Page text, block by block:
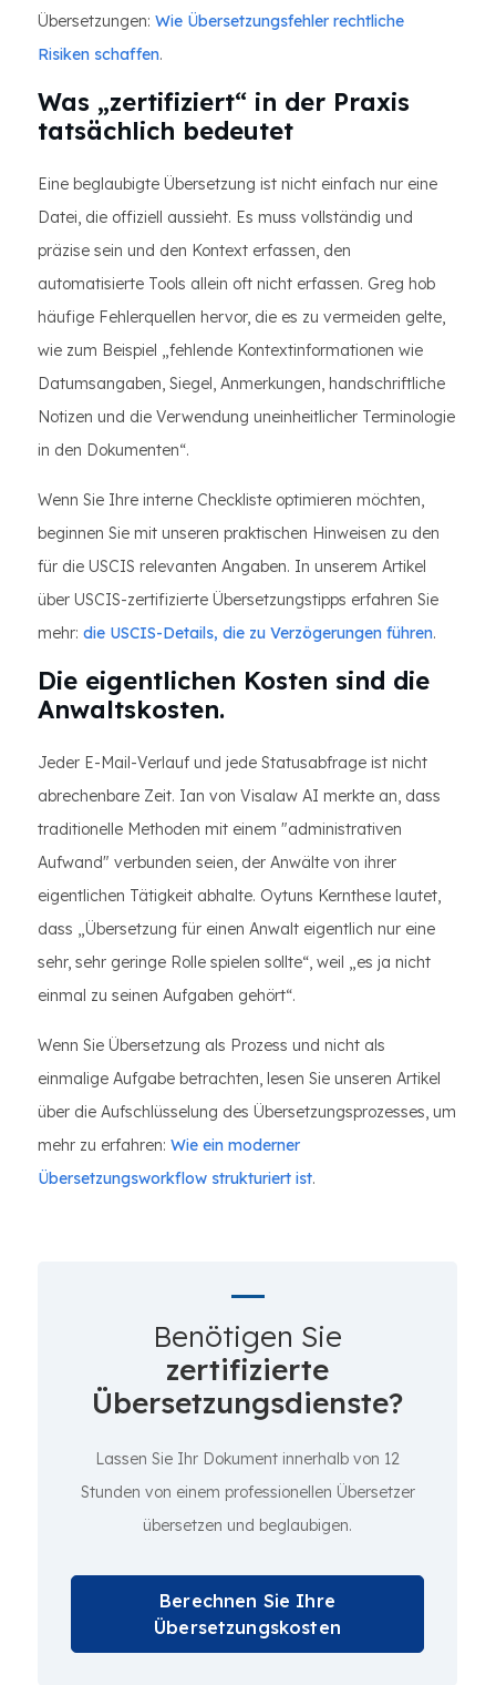
Übersetzungen: Wie Übersetzungsfehler rechtliche
Risiken schaffen.
Was „zertifiziert“ in der Praxis
tatsächlich bedeutet
Eine beglaubigte Übersetzung ist nicht einfach nur eine
Datei, die offiziell aussieht. Es muss vollständig und
präzise sein und den Kontext erfassen, den
automatisierte Tools allein oft nicht erfassen. Greg hob
häufige Fehlerquellen hervor, die es zu vermeiden gelte,
wie zum Beispiel „fehlende Kontextinformationen wie
Datumsangaben, Siegel, Anmerkungen, handschriftliche
Notizen und die Verwendung uneinheitlicher Terminologie
in den Dokumenten“.
Wenn Sie Ihre interne Checkliste optimieren möchten,
beginnen Sie mit unseren praktischen Hinweisen zu den
für die USCIS relevanten Angaben. In unserem Artikel
über USCIS-zertifizierte Übersetzungstipps erfahren Sie
mehr: die USCIS-Details, die zu Verzögerungen führen.
Die eigentlichen Kosten sind die
Anwaltskosten.
Jeder E-Mail-Verlauf und jede Statusabfrage ist nicht
abrechenbare Zeit. Ian von Visalaw AI merkte an, dass
traditionelle Methoden mit einem "administrativen
Aufwand" verbunden seien, der Anwälte von ihrer
eigentlichen Tätigkeit abhalte. Oytuns Kernthese lautet,
dass „Übersetzung für einen Anwalt eigentlich nur eine
sehr, sehr geringe Rolle spielen sollte“, weil „es ja nicht
einmal zu seinen Aufgaben gehört“.
Wenn Sie Übersetzung als Prozess und nicht als
einmalige Aufgabe betrachten, lesen Sie unseren Artikel
über die Aufschlüsselung des Übersetzungsprozesses, um
mehr zu erfahren: Wie ein moderner
Übersetzungsworkflow strukturiert ist.
Benötigen Sie
zertifizierte
Übersetzungsdienste?
Lassen Sie Ihr Dokument innerhalb von 12
Stunden von einem professionellen Übersetzer
übersetzen und beglaubigen.
Berechnen Sie Ihre
Übersetzungskosten